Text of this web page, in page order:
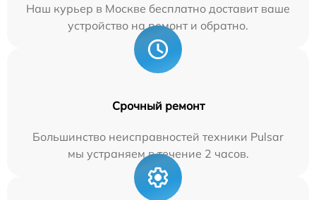
Наш курьер в Москве бесплатно доставит ваше
устройство на ремонт и обратно.
Срочный ремонт
Большинство неисправностей техники Pulsar
мы устраняем в течение 2 часов.